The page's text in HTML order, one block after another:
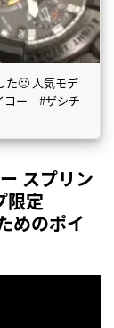
🙂 人気モデ
コー #ザシチ
スプリン
限定
めのポイ